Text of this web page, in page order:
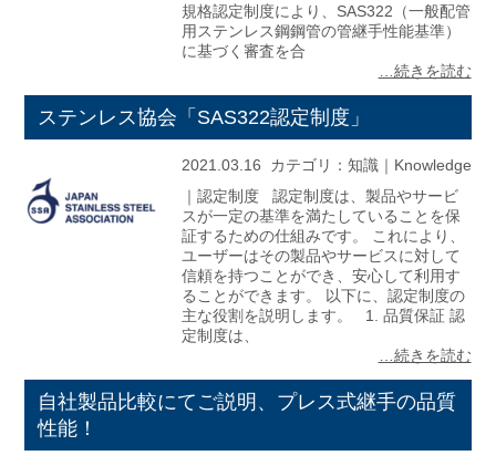
規格認定制度により、SAS322（一般配管
用ステンレス鋼鋼管の管継手性能基準）
に基づく審査を合
…続きを読む
ステンレス協会「SAS322認定制度」
2021.03.16 カテゴリ： 知識｜Knowledge
｜認定制度 認定制度は、製品やサービ
スが一定の基準を満たしていることを保
証するための仕組みです。 これにより、
ユーザーはその製品やサービスに対して
信頼を持つことができ、安心して利用す
ることができます。 以下に、認定制度の
主な役割を説明します。 1. 品質保証 認
定制度は、
…続きを読む
自社製品比較にてご説明、プレス式継手の品質
性能！